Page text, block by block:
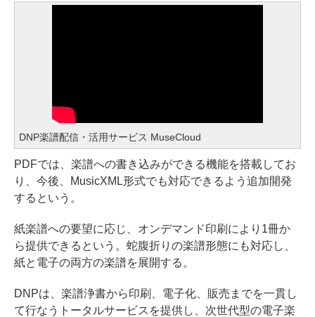
DNP楽譜配信・活用サービス MuseCloud
PDFでは、楽譜への書き込みができる機能を搭載してお
り、今後、MusicXML形式でも対応できるよう追加開発
するという。
紙楽譜への要望に応じ、オンデマンド印刷により1冊か
ら提供できるという。蛇腹折りの楽譜形態にも対応し、
紙と電子の両方の楽譜を展開する。
DNPは、楽譜浄書から印刷、電子化、販売までを一貫し
て行なうトータルサービスを提供し、次世代型の電子楽